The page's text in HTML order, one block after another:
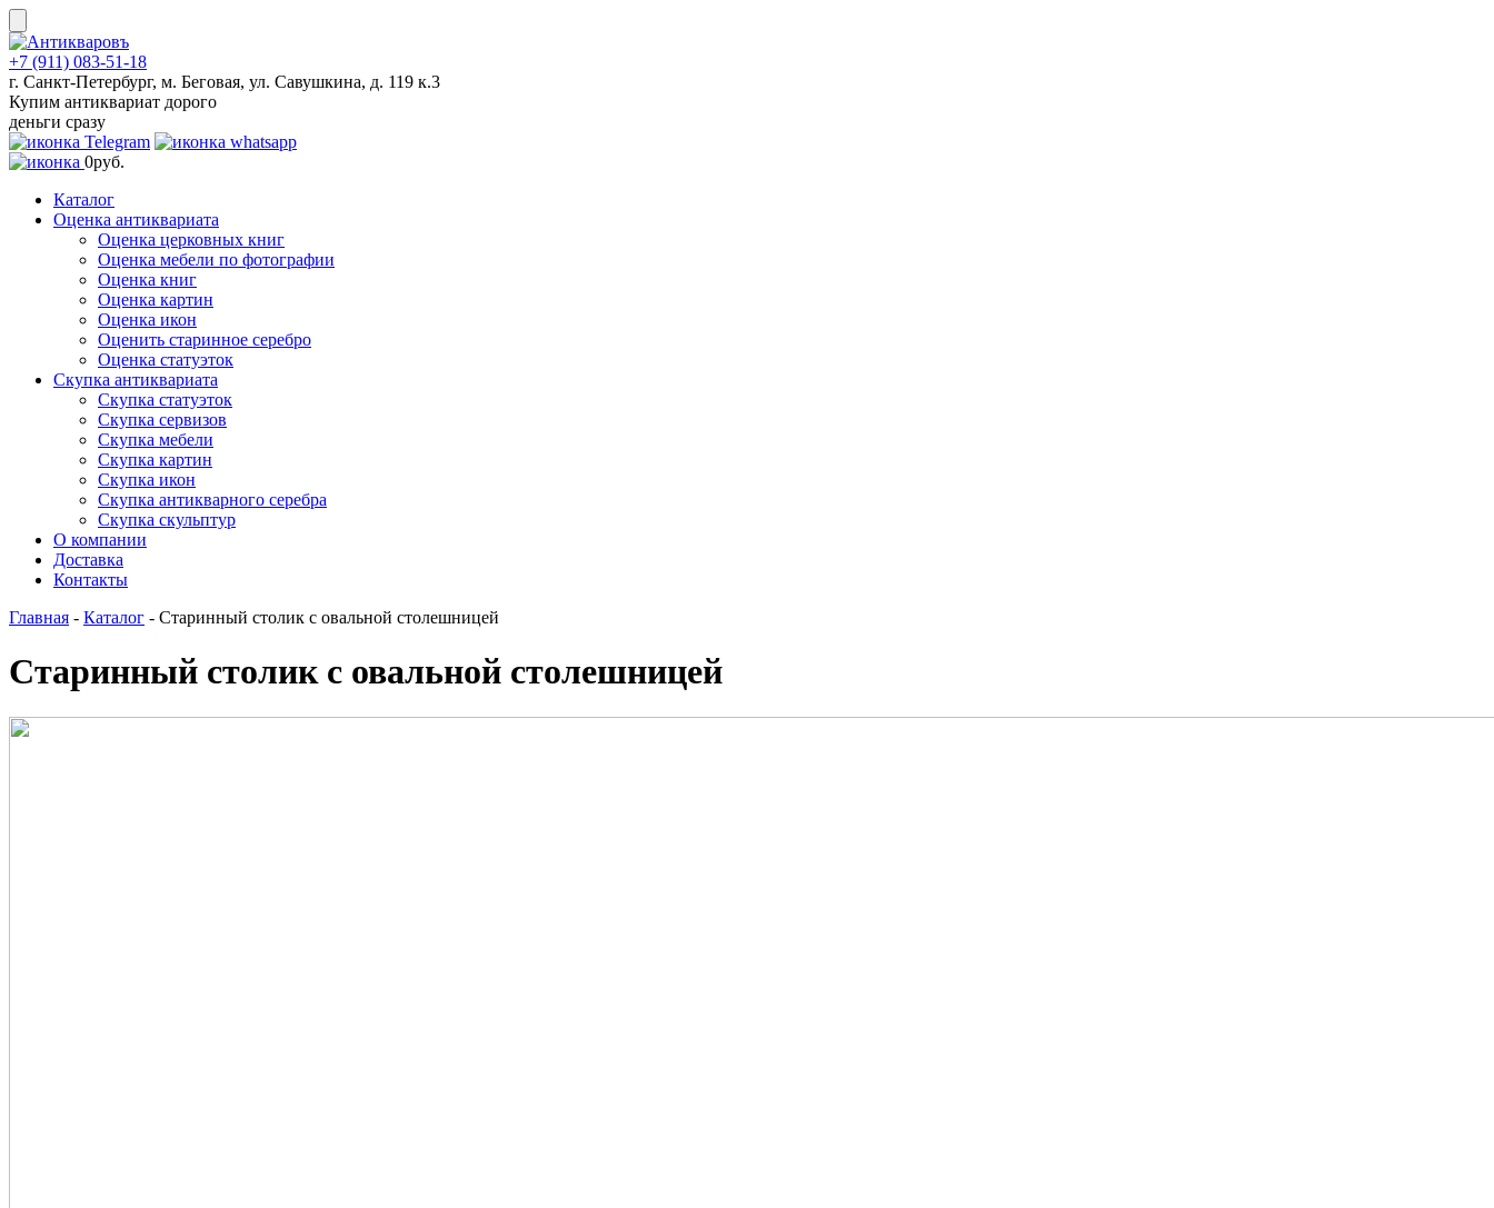
Skip
to
content
+7 (911) 083-51-18
г. Санкт-Петербург, м. Беговая, ул. Савушкина, д. 119 к.3
Купим антиквариат дорого
деньги сразу
0руб.
Каталог
Оценка антиквариата
Оценка церковных книг
Оценка мебели по фотографии
Оценка книг
Оценка картин
Оценка икон
Оценить старинное серебро
Оценка статуэток
Скупка антиквариата
Скупка статуэток
Скупка сервизов
Скупка мебели
Скупка картин
Скупка икон
Скупка антикварного серебра
Скупка скульптур
О компании
Доставка
Контакты
Главная - Каталог - Старинный столик с овальной столешницей
Старинный столик с овальной столешницей